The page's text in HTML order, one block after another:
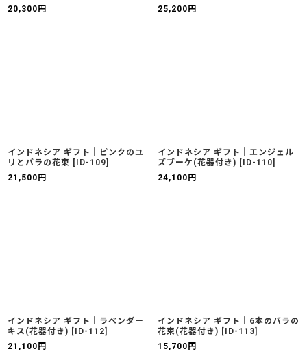
20,300 円
25,200 円
インドネシア ギフト｜ピンクのユ
リとバラの花束 [ ID-109]
21,500 円
インドネシア ギフト｜エンジェル
ズブーケ(花器付き) [ ID-110]
24,100 円
インドネシア ギフト｜ラベンダー
キス(花器付き) [ ID-112]
21,100 円
インドネシア ギフト｜6本のバラの
花束(花器付き) [ ID-113]
15,700 円